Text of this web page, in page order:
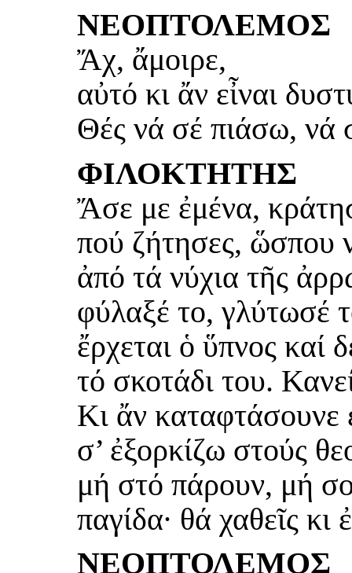
ΝΕΟΠΤΟΛΕΜΟΣ
Ἄχ, ἄμοιρε,
αὐτό κι ἄν εἶναι
Θές νά σέ πιάσω, νά
ΦΙΛΟΚΤΗΤΗΣ
Ἄσε με ἐμένα,
πού ζήτησες, ὥσπου
ἀπό τά νύχια τῆς
φύλαξέ το, γλύτωσέ
ἔρχεται ὁ ὕπνος καί
τό σκοτάδι του.
Κι ἄν καταφτάσουνε
σ’ ἐξορκίζω στούς
μή στό πάρουν, μή
παγίδα· θά χαθεῖς
ΝΕΟΠΤΟΛΕΜΟΣ